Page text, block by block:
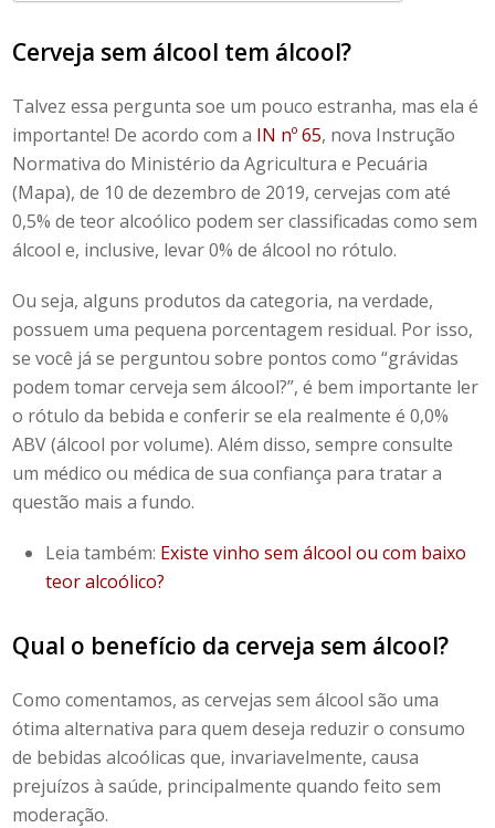
Cerveja sem álcool tem álcool?
Talvez essa pergunta soe um pouco estranha, mas ela é
importante! De acordo com a IN nº 65, nova Instrução
Normativa do Ministério da Agricultura e Pecuária
(Mapa), de 10 de dezembro de 2019, cervejas com até
0,5% de teor alcoólico podem ser classificadas como sem
álcool e, inclusive, levar 0% de álcool no rótulo.
Ou seja, alguns produtos da categoria, na verdade,
possuem uma pequena porcentagem residual. Por isso,
se você já se perguntou sobre pontos como “grávidas
podem tomar cerveja sem álcool?”, é bem importante ler
o rótulo da bebida e conferir se ela realmente é 0,0%
ABV (álcool por volume). Além disso, sempre consulte
um médico ou médica de sua confiança para tratar a
questão mais a fundo.
Leia também: Existe vinho sem álcool ou com baixo
teor alcoólico?
Qual o benefício da cerveja sem álcool?
Como comentamos, as cervejas sem álcool são uma
ótima alternativa para quem deseja reduzir o consumo
de bebidas alcoólicas que, invariavelmente, causa
prejuízos à saúde, principalmente quando feito sem
moderação.